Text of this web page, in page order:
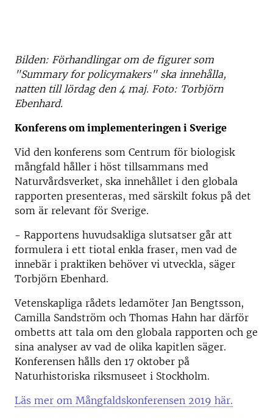
Bilden: Förhandlingar om de figurer som
"Summary for policymakers" ska innehålla,
natten till lördag den 4 maj. Foto: Torbjörn
Ebenhard.
Konferens om implementeringen i Sverige
Vid den konferens som Centrum för biologisk
mångfald håller i höst tillsammans med
Naturvårdsverket, ska innehållet i den globala
rapporten presenteras, med särskilt fokus på det
som är relevant för Sverige.
- Rapportens huvudsakliga slutsatser går att
formulera i ett tiotal enkla fraser, men vad de
innebär i praktiken behöver vi utveckla, säger
Torbjörn Ebenhard.
Vetenskapliga rådets ledamöter Jan Bengtsson,
Camilla Sandström och Thomas Hahn har därför
ombetts att tala om den globala rapporten och ge
sina analyser av vad de olika kapitlen säger.
Konferensen hålls den 17 oktober på
Naturhistoriska riksmuseet i Stockholm.
Läs mer om Mångfaldskonferensen 2019 här.